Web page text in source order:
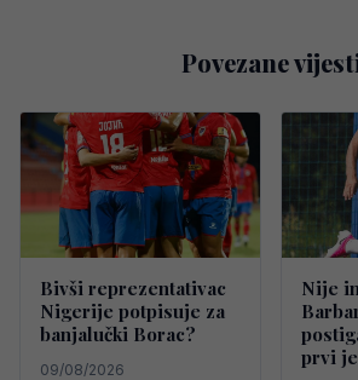
Povezane
Bivši reprezentativac
Nigerije potpisuje za
banjalučki Borac?
09/08/2026
Nije
prvi